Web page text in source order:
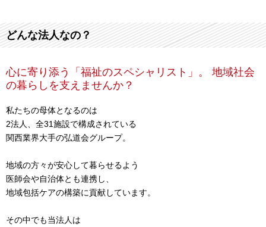
どんな法人なの？
心に寄り添う「福祉のスペシャリスト」。 地域社会
の暮らしを支えませんか？
私たちの母体となるのは
2法人、全31施設で構成されている
関西業界大手の弘道会グループ。
地域の方々が安心して暮らせるよう
医師会や自治体とも連携し、
地域包括ケアの構築に貢献しています。
その中でも当法人は